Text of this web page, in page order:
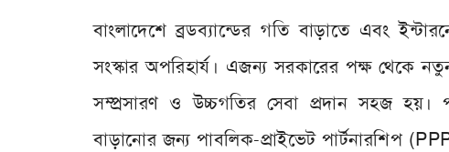
বাংলাদেশে ব্রডব্যান্ডের গতি বাড়াতে এবং
সংস্কার অপরিহার্য। এজন্য সরকারের পক্ষ থেকে
সম্প্রসারণ ও উচ্চগতির সেবা প্রদান সহজ হয়।
বাড়ানোর জন্য পাবলিক-প্রাইভেট পার্টনারশিপ